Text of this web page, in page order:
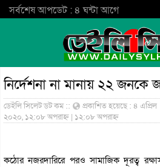
সর্বশেষ আপডেট : ৪ ঘন্টা আগে
নির্দেশনা না মানায় ২২ জনকে
ডেইলি সিলেট ডট কম ::
প্রকাশিত হয়েছে : ৪ এপ্রিল
২০২০, ১২:০৮ অপরাহ্ন | ১২:০৮ অপরাহ্ন
কঠোর নজরদারিরে পরও সামাজিক দূরত্ব